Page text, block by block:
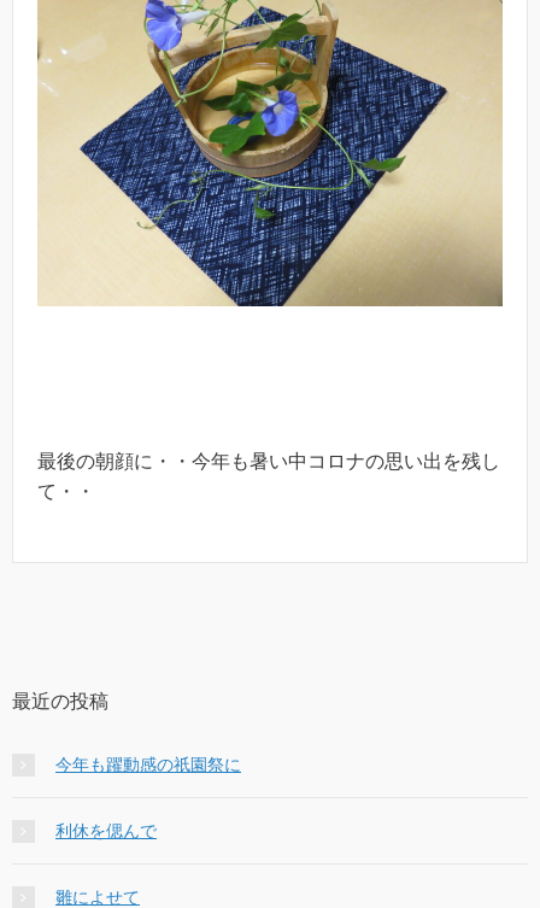
最後の朝顔に・・今年も暑い中コロナの思い出を残し
て・・
最近の投稿
今年も躍動感の祇園祭に
利休を偲んで
雛によせて